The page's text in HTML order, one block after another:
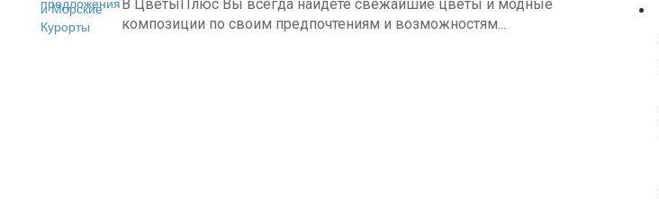
В ЦветыПлюс Вы всегда найдете свежайшие цветы и модные
композиции по своим предпочтениям и возможностям...